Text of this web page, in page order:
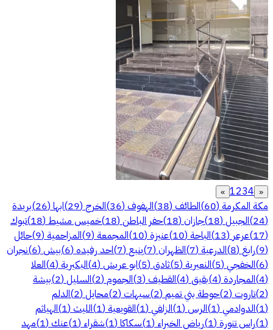
«
1234
»
مكة المكرمة (
60
)الطائف (
38
)الهفوف (
36
)الخرج (
29
)ابها (
26
)بريدة
(
24
)الجبيل (
18
)جازان (
18
)حفر الباطن (
18
)خميس مشيط (
18
)تبوك
(
17
)عرعر (
13
)الباحة (
10
)عنيزة (
10
)المجمعة (
9
)المزاحمية (
9
)حائل
(
9
)رابغ (
8
)الدرعية (
7
)الظهران (
7
)ينبع (
7
)احد رفيده (
6
)بيش (
6
)نجران
(
6
)الخفجي (
5
)النعيرية (
5
)ثادق (
5
)ابو عريش (
4
)البكيرية (
4
)العلا
(
4
)المجاردة (
4
)بقيق (
4
)القطيف (
3
)الجموم (
2
)السليل (
2
)بيشة
(
2
)تاروت (
2
)حوطة بني تميم (
2
)سيهات (
2
)محايل (
2
)الدلم
(
1
)الدوادمي (
1
)الرس (
1
)الزلفي (
1
)القويعية (
1
)الليث (
1
)الهياثم
(
1
)راس تنورة (
1
)رياض الخبراء (
1
)سكاكا (
1
)شقراء (
1
)عنك (
1
)مهد